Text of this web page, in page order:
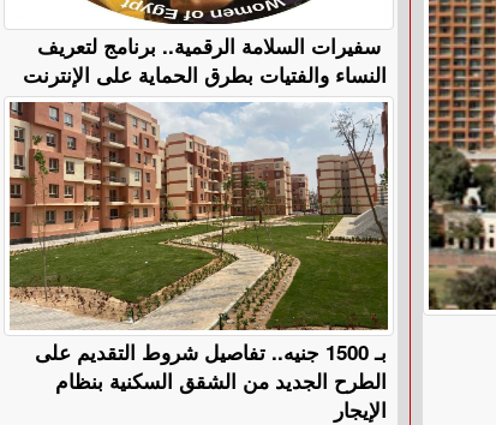
سفيرات السلامة الرقمية.. برنامج لتعريف
النساء والفتيات بطرق الحماية على الإنترنت
بـ 1500 جنيه.. تفاصيل شروط التقديم على
الطرح الجديد من الشقق السكنية بنظام
الإيجار